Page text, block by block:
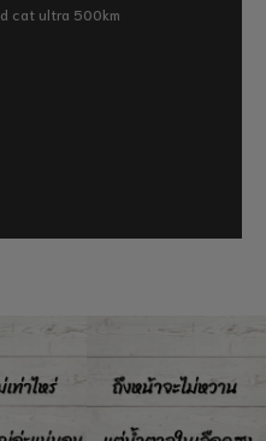
cat ultra 500km